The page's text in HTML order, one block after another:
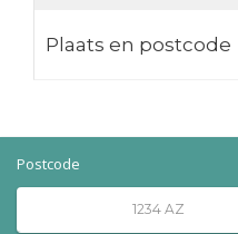
Plaats en postcode
Postcode